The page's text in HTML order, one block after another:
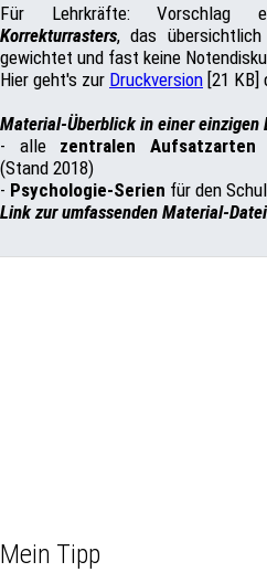
Für Lehrkräfte: Vorschlag
Korrekturrasters, das
gewichtet und fast keine
Hier geht's zur Druckversion [21
Material-Überblick in einer einzigen
- alle zentralen Aufsatzarten
(Stand 2018)
- Psychologie-Serien für den
Link zur umfassenden Material-
Mein Tipp